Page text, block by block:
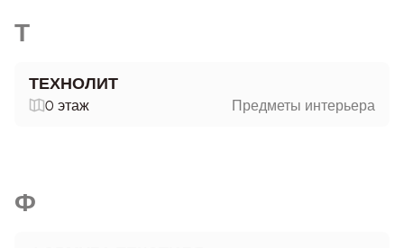
Т
ТЕХНОЛИТ
0 этаж Предметы интерьера
Ф